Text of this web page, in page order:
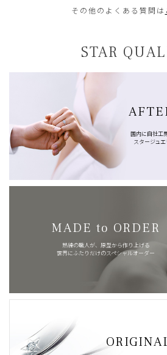
その他のよくある質問は
STAR
国内に自社工
スタージュ
MADE to ORDER
熟練の職人が、原型から作り上げる
世界にふたりだけのスペシャルオーダー